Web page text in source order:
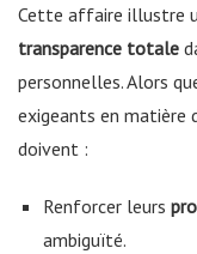
Cette affaire illustre
transparence totale
personnelles. Alors
exigeants en matière
doivent :
Renforcer leurs
ambiguïté.